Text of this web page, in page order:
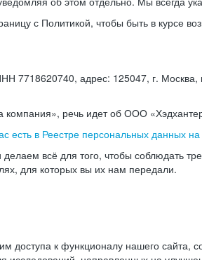
с Политикой, чтобы быть в
адрес: 125047, г. Москва,
компания», речь идет об ООО
есть в Реестре персональных данных
всё для того, чтобы соблюдать
для которых вы их нам передали.
доступа к функционалу нашего сайта,